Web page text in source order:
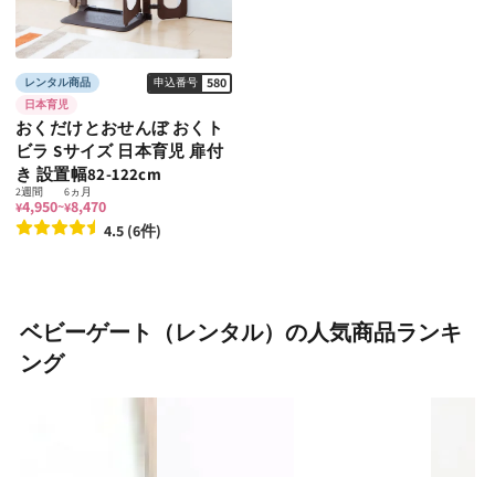
レンタル商品 申込番号 580
日本育児
おくだけとおせんぼ おくト
ビラ Sサイズ 日本育児 扉付
き 設置幅82‐122cm
2週間
¥4,950~
6ヵ月
¥8,470
4.5 (6件)
ベビーゲート（レンタル）の人気商品ランキ
ング